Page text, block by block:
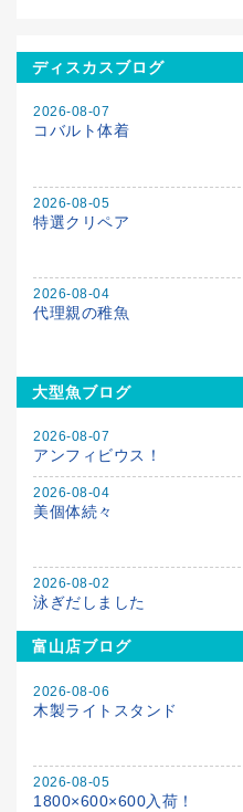
ディスカスブログ
2026-08-07
コバルト体着
2026-08-05
特選クリペア
2026-08-04
代理親の稚魚
大型魚ブログ
2026-08-07
アンフィビウス！
2026-08-04
美個体続々
2026-08-02
泳ぎだしました
富山店ブログ
2026-08-06
木製ライトスタンド
2026-08-05
1800×600×600入荷！